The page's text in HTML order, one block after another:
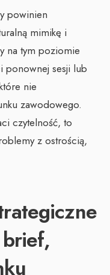
powinien
mimikę i
na tym poziomie
ponownej sesji lub
nie
zawodowego.
czytelność, to
z ostrością,